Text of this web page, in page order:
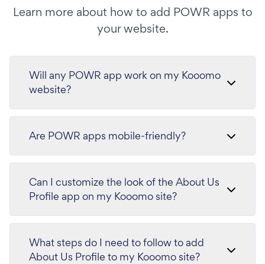
Learn more about how to add POWR apps to
your website.
Will any POWR app work on my Kooomo
website?
Are POWR apps mobile-friendly?
Can I customize the look of the About Us
Profile app on my Kooomo site?
What steps do I need to follow to add
About Us Profile to my Kooomo site?